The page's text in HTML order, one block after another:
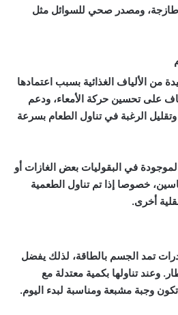
ومصدر صحي للسوائل مثل
من الألياف الغذائية بسبب اعتمادها
على تحسين حركة الأمعاء، ودعم
الرغبة في تناول الطعام بسرعة
في البقوليات بعض الغازات أو
خصوصا إذا تم تناول الطعمية
أخرى.
تمد الجسم بالطاقة، لذلك يفضل
وعند تناولها بكمية معتدلة مع
وجبة مشبعة ومناسبة لبدء اليوم.